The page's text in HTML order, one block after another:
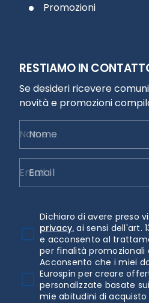
Promozioni
RESTIAMO IN
Se desideri ricevere
novità e promozioni
Nome
Email
Dichiaro di avere preso
privacy. ai sensi dell'art.
e acconsento al
per finalità promozionali
Acconsento che i miei
Eurospin per creare
personalizzate basate
mie abitudini di